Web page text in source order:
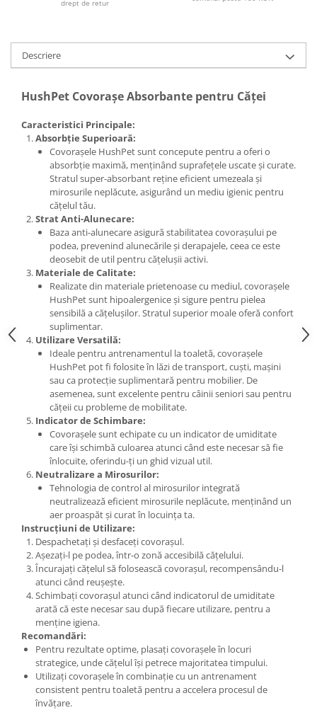
drept de retur
Descriere
HushPet Covorașe Absorbante pentru Căţei
Caracteristici Principale:
Absorbție Superioară:
Covorașele HushPet sunt concepute pentru a oferi o
absorbție maximă, menținând suprafețele uscate și curate.
Stratul super-absorbant reține eficient umezeala și
mirosurile neplăcute, asigurând un mediu igienic pentru
cățelul tău.
Strat Anti-Alunecare:
Baza anti-alunecare asigură stabilitatea covorașului pe
podea, prevenind alunecările și derapajele, ceea ce este
deosebit de util pentru cățelușii activi.
Materiale de Calitate:
Realizate din materiale prietenoase cu mediul, covorașele
HushPet sunt hipoalergenice și sigure pentru pielea
sensibilă a cățelușilor. Stratul superior moale oferă confort
suplimentar.
Utilizare Versatilă:
Ideale pentru antrenamentul la toaletă, covorașele
HushPet pot fi folosite în lăzi de transport, cuști, mașini
sau ca protecție suplimentară pentru mobilier. De
asemenea, sunt excelente pentru câinii seniori sau pentru
cățeii cu probleme de mobilitate.
Indicator de Schimbare:
Covorașele sunt echipate cu un indicator de umiditate
care își schimbă culoarea atunci când este necesar să fie
înlocuite, oferindu-ți un ghid vizual util.
Neutralizare a Mirosurilor:
Tehnologia de control al mirosurilor integrată
neutralizează eficient mirosurile neplăcute, menținând un
aer proaspăt și curat în locuința ta.
Instrucțiuni de Utilizare:
Despachetați și desfaceți covorașul.
Așezați-l pe podea, într-o zonă accesibilă cățelului.
Încurajați cățelul să folosească covorașul, recompensându-l
atunci când reușește.
Schimbați covorașul atunci când indicatorul de umiditate
arată că este necesar sau după fiecare utilizare, pentru a
menține igiena.
Recomandări:
Pentru rezultate optime, plasați covorașele în locuri
strategice, unde cățelul își petrece majoritatea timpului.
Utilizați covorașele în combinație cu un antrenament
consistent pentru toaletă pentru a accelera procesul de
învățare.